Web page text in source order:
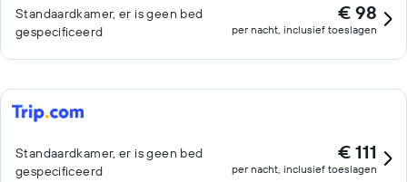
Standaardkamer, er is geen bed
gespecificeerd
€ 98
per nacht, inclusief toeslagen
Standaardkamer, er is geen bed
gespecificeerd
€ 111
per nacht, inclusief toeslagen